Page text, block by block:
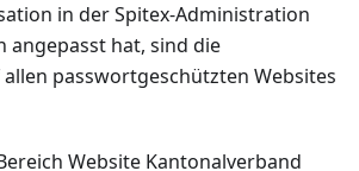
in der Spitex-Administration
angepasst hat, sind die
passwortgeschützten Websites
Website Kantonalverband